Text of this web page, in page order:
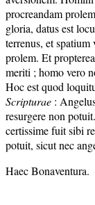
procreandam
gloria, datus est
terrenus, et
prolem. Et
meriti ; homo vero
Hoc est quod
Scripturae :
resurgere non
certissime fuit sibi
potuit, sicut nec
Haec Bonaventura.